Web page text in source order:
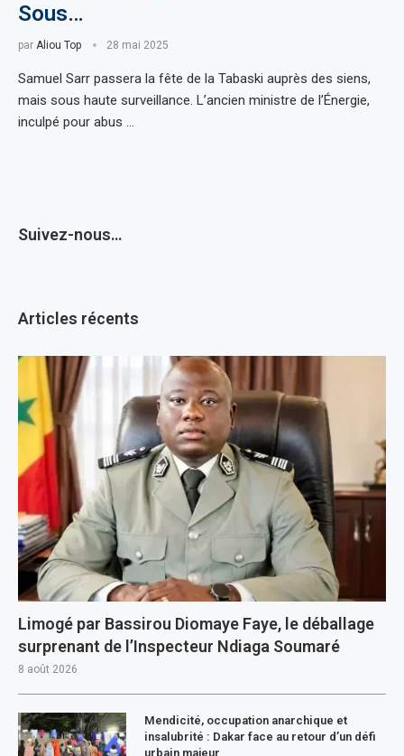
Sous…
par Aliou Top 28 mai 2025
Samuel Sarr passera la fête de la Tabaski auprès des siens,
mais sous haute surveillance. L’ancien ministre de l’Énergie,
inculpé pour abus …
Suivez-nous…
Articles récents
Limogé par Bassirou Diomaye Faye, le déballage
surprenant de l’Inspecteur Ndiaga Soumaré
8 août 2026
Mendicité, occupation anarchique et
insalubrité : Dakar face au retour d’un défi
urbain majeur